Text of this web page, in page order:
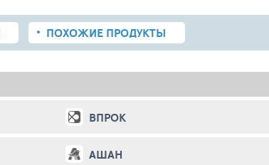
ПОХОЖИЕ ПРОДУКТЫ
ВПРОК
АШАН